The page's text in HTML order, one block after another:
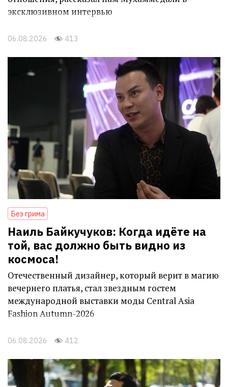
эксклюзивном интервью
06.08.2026 413
Без грима
Наиль Байкучуков: Когда идёте на
той, вас должно быть видно из
космоса!
Отечественный дизайнер, который верит в магию
вечернего платья, стал звездным гостем
международной выставки моды Central Asia
Fashion Autumn-2026
06.08.2026 412